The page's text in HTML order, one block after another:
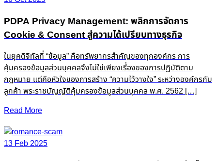
PDPA Privacy Management: พลิกการจัดการ
Cookie & Consent สู่ความได้เปรียบทางธุรกิจ
ในยุคดิจิทัลที่ “ข้อมูล” คือทรัพยากรสำคัญของทุกองค์กร การ
คุ้มครองข้อมูลส่วนบุคคลจึงไม่ใช่เพียงเรื่องของการปฏิบัติตาม
กฎหมาย แต่คือหัวใจของการสร้าง “ความไว้วางใจ” ระหว่างองค์กรกับ
ลูกค้า พระราชบัญญัติคุ้มครองข้อมูลส่วนบุคคล พ.ศ. 2562 […]
Read More
13 Feb 2025